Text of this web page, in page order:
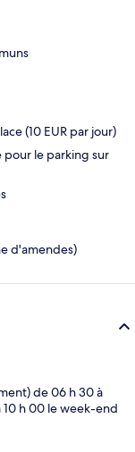
(10 EUR par jour)
pour le parking sur
d'amendes)
de 06 h 30 à
h 00 le week-end